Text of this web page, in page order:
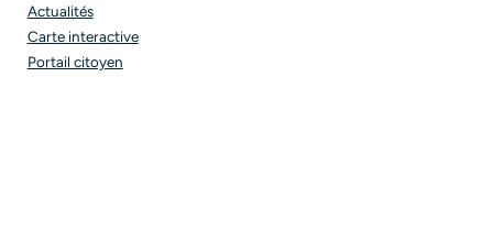
Actualités
Carte interactive
Portail citoyen